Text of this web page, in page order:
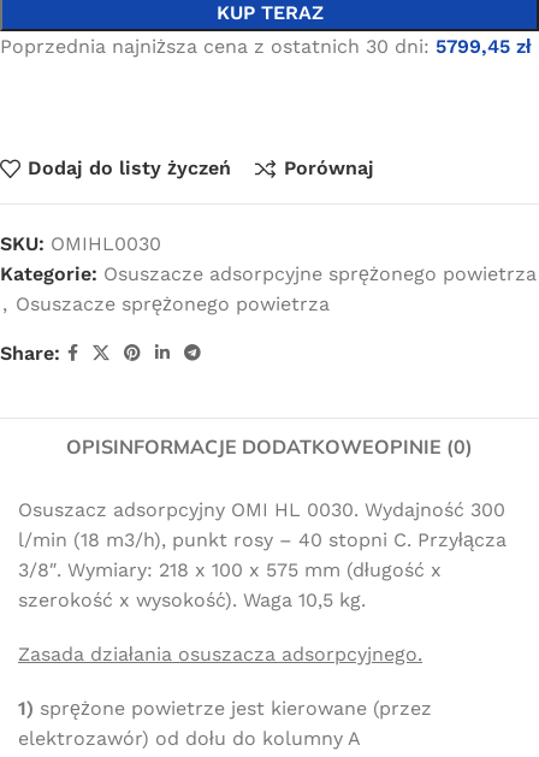
KUP TERAZ
Poprzednia najniższa cena z ostatnich 30 dni: 5799,45 zł
Dodaj do listy życzeń Porównaj
SKU: OMIHL0030
Kategorie: Osuszacze adsorpcyjne sprężonego powietrza
, Osuszacze sprężonego powietrza
Share:
OPISINFORMACJE DODATKOWEOPINIE (0)
Osuszacz adsorpcyjny OMI HL 0030. Wydajność 300
l/min (18 m3/h), punkt rosy – 40 stopni C. Przyłącza
3/8″. Wymiary: 218 x 100 x 575 mm (długość x
szerokość x wysokość). Waga 10,5 kg.
Zasada działania osuszacza adsorpcyjnego.
1) sprężone powietrze jest kierowane (przez
elektrozawór) od dołu do kolumny A